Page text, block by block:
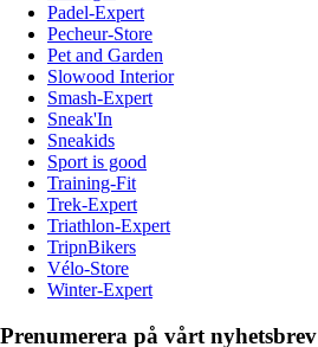
Padel-Expert
Pecheur-Store
Pet and Garden
Slowood Interior
Smash-Expert
Sneak'In
Sneakids
Sport is good
Training-Fit
Trek-Expert
Triathlon-Expert
TripnBikers
Vélo-Store
Winter-Expert
Prenumerera på vårt nyhetsbrev